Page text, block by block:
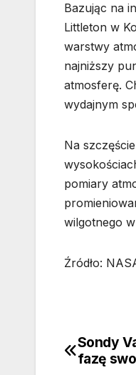
Bazując na
Littleton w
warstwy
najniższy
atmosferę.
wydajnym
Na
pomiary
wilgotnego
Źródło:
Sondy
fazę